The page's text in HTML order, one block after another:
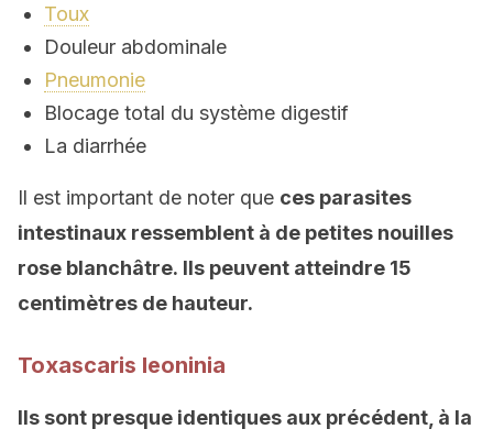
Toux
Douleur abdominale
Pneumonie
Blocage total du système digestif
La diarrhée
Il est important de noter que ces parasites
intestinaux ressemblent à de petites nouilles
rose blanchâtre. Ils peuvent atteindre 15
centimètres de hauteur.
Toxascaris leoninia
Ils sont presque identiques aux précédent, à la